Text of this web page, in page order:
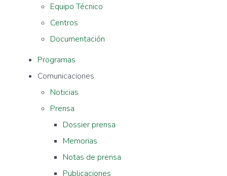
Equipo Técnico
Centros
Documentación
Programas
Comunicaciones
Noticias
Prensa
Dossier prensa
Memorias
Notas de prensa
Publicaciones